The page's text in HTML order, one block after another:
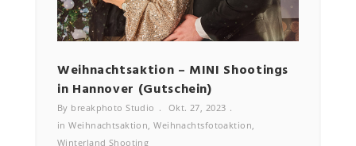
Weihnachtsaktion – MINI Shootings
in Hannover (Gutschein)
By breakphoto Studio
Okt. 27, 2023
inWeihnachtsaktion,Weihnachtsfotoaktion,
Winterland Shooting